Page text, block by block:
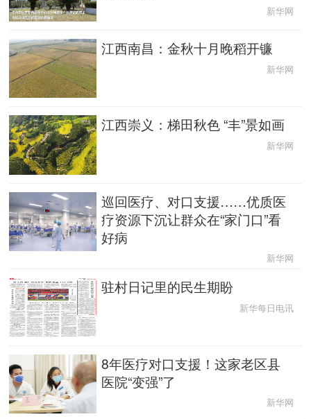
新华网
江西南昌：金秋十月晚稻开镰
新华网
江西崇义：梯田秋色 “丰”景如画
新华网
巡回医疗、对口支援……优质医
疗资源下沉让群众在“家门口”看
好病
新华网
驻村日记里的民生期盼
新华每日电讯
8年医疗对口支援！这家老区县
医院“变强”了
新华网